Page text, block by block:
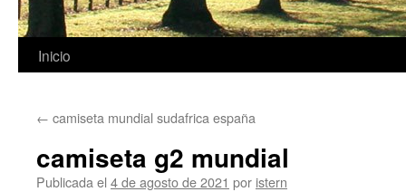
Saltar
contenido
Inicio
← camiseta mundial sudafrica españa
camiseta g2 mundial
Publicada el 4 de agosto de 2021 por istern